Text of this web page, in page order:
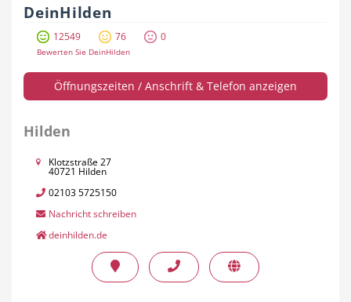
DeinHilden
12549 76 0
Bewerten Sie DeinHilden
Öffnungszeiten / Anschrift & Telefon anzeigen
Hilden
Klotzstraße 27
40721 Hilden
02103 5725150
Nachricht schreiben
deinhilden.de